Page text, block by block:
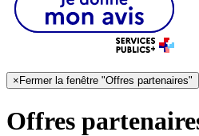
× Fermer la fenêtre "Offres partenaires"
Offres